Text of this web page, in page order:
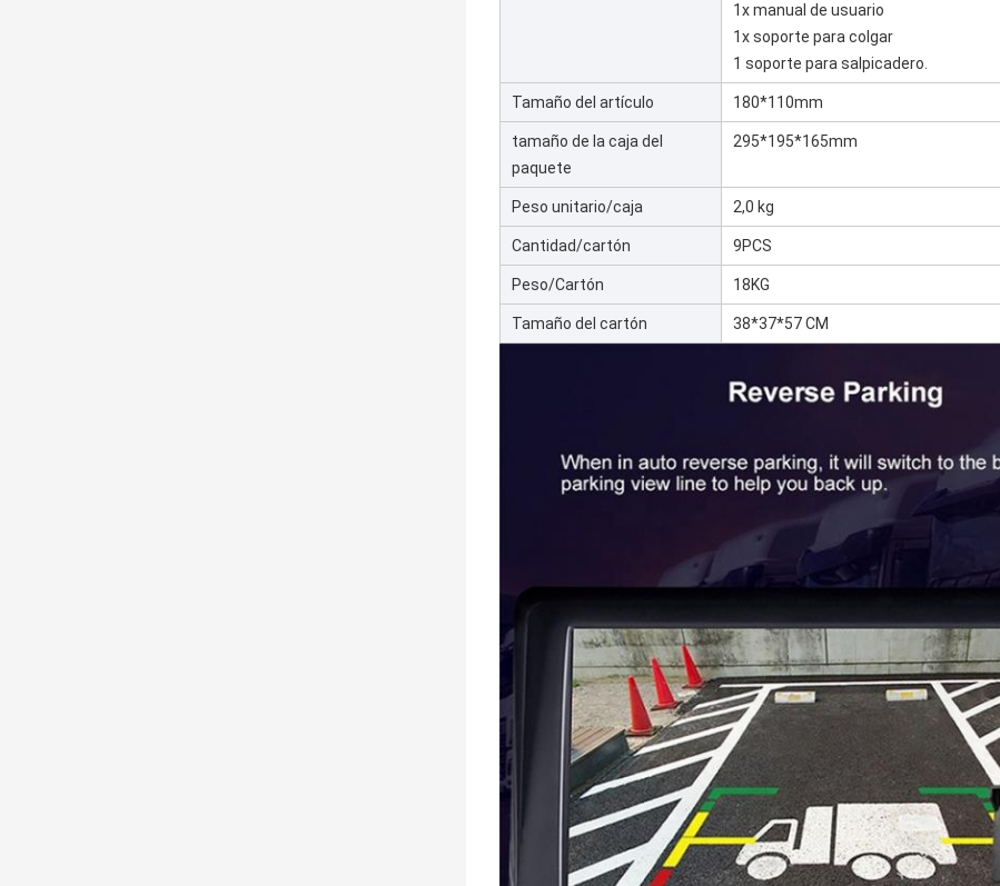
1x manual de usuario
1x soporte para colgar
1 soporte para salpicadero.
Tamaño del artículo 180*110mm
tamaño de la caja del
paquete
295*195*165mm
Peso unitario/caja 2,0 kg
Cantidad/cartón 9PCS
Peso/Cartón 18KG
Tamaño del cartón 38*37*57 CM